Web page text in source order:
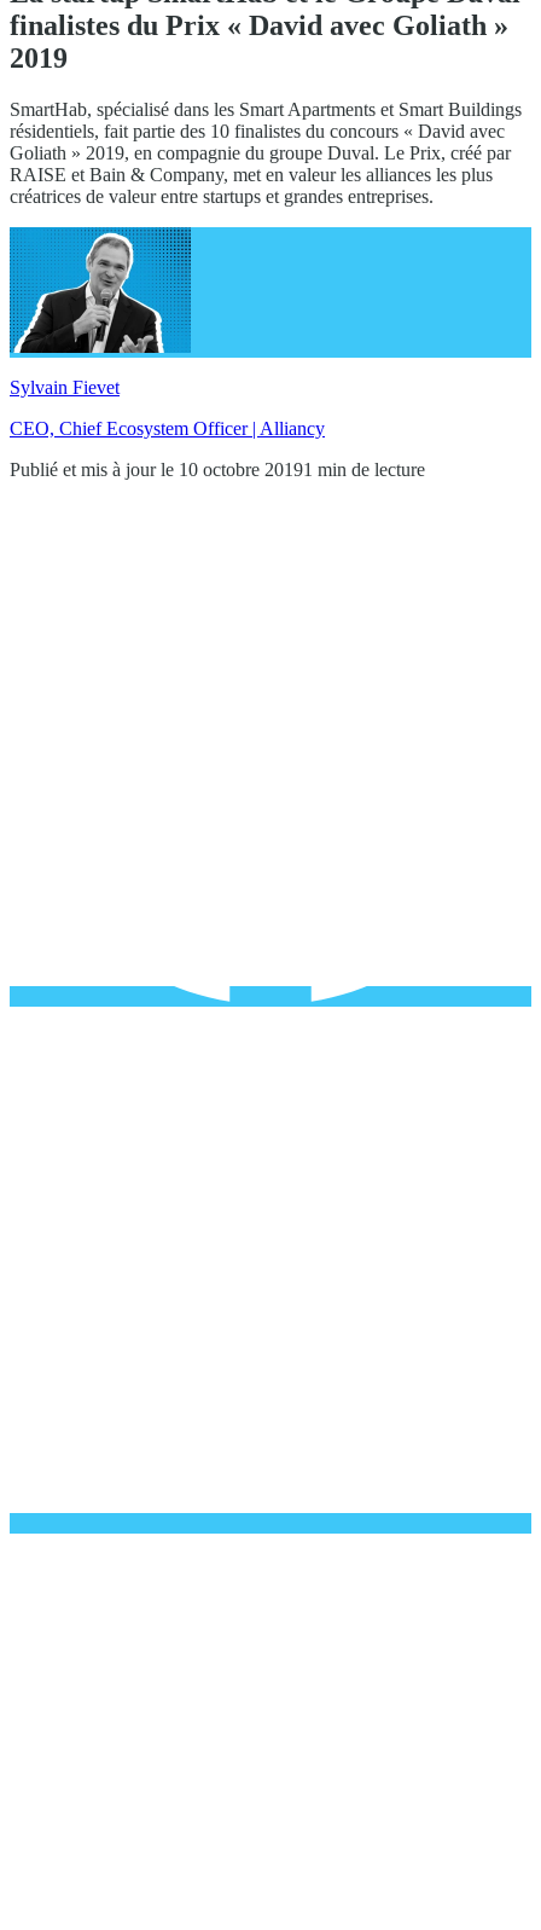
finalistes du Prix « David avec Goliath »
2019
SmartHab, spécialisé dans les Smart Apartments et Smart Buildings
résidentiels, fait partie des 10 finalistes du concours « David avec
Goliath » 2019, en compagnie du groupe Duval. Le Prix, créé par
RAISE et Bain & Company, met en valeur les alliances les plus
créatrices de valeur entre startups et grandes entreprises.
Sylvain Fievet
CEO, Chief Ecosystem Officer | Alliancy
Publié et mis à jour le 10 octobre 20191 min de lecture